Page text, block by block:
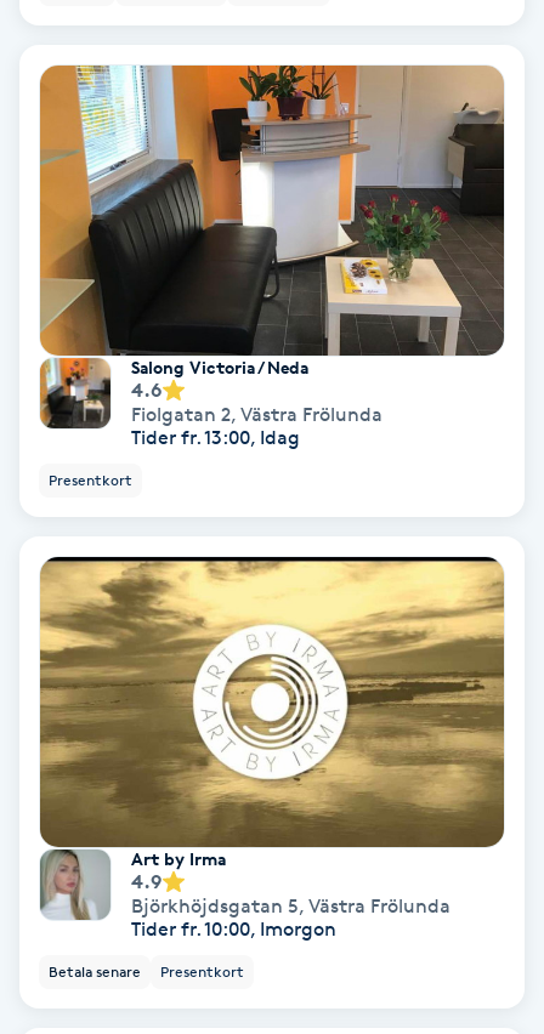
Gua Sha-massage
Hatha Yoga
Headspa
Healing
Herrklippning
Hollywood Peel
Hot Stone Massage
Hot yoga
Hudföryngring
Huduppstramning
Hudvård
Hyaluronsyra
Salong Victoria / Neda
4.6
Fiolgatan 2, Västra Frölunda
Tider fr. 13:00, Idag
Presentkort
Art by Irma
4.9
Björkhöjdsgatan 5, Västra Frölunda
Tider fr. 10:00, Imorgon
Betala senare Presentkort